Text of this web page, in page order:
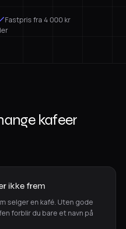
Fastpris fra 4 000 kr
kafeer
ikke frem
selger en kafé. Uten gode
forblir du bare et navn på